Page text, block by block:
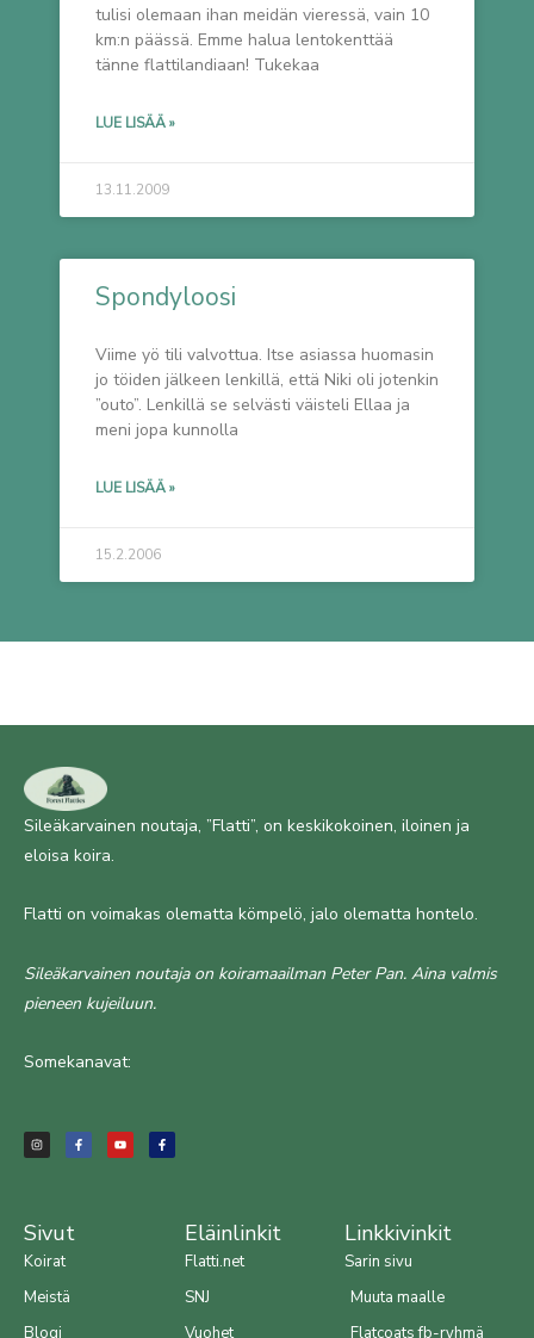
tulisi olemaan ihan meidän vieressä, vain 10
km:n päässä. Emme halua lentokenttää
tänne flattilandiaan! Tukekaa
LUE LISÄÄ »
13.11.2009
Spondyloosi
Viime yö tili valvottua. Itse asiassa huomasin
jo töiden jälkeen lenkillä, että Niki oli jotenkin
”outo”. Lenkillä se selvästi väisteli Ellaa ja
meni jopa kunnolla
LUE LISÄÄ »
15.2.2006
Sileäkarvainen noutaja, ”Flatti”, on keskikokoinen, iloinen ja
eloisa koira.
Flatti on voimakas olematta kömpelö, jalo olematta hontelo.
Sileäkarvainen noutaja on koiramaailman Peter Pan. Aina valmis
pieneen kujeiluun.
Somekanavat:
s
t
a
c
e
b
u
t
u
c
e
b
Sivut
Koirat
Meistä
Blogi
Eläinlinkit
Flatti.net
SNJ
Vuohet
Linkkivinkit
Sarin sivu
Muuta maalle
Flatcoats fb-ryhmä